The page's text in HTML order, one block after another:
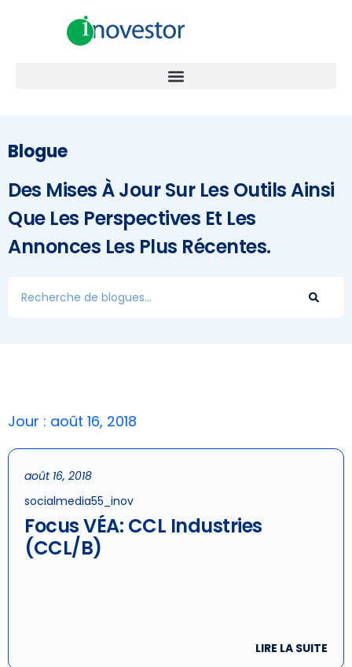
Blogue
Des Mises À Jour Sur Les Outils Ainsi
Que Les Perspectives Et Les
Annonces Les Plus Récentes.
Jour : août 16, 2018
août 16, 2018
socialmedia55_inov
Focus VÉA: CCL Industries
(CCL/B)
LIRE LA SUITE